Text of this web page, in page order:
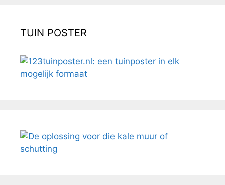
TUIN POSTER